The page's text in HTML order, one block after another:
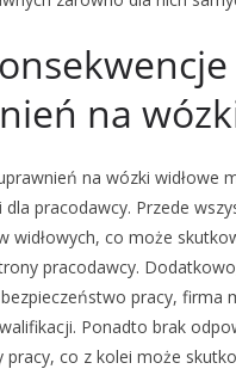
na
na wózki widłowe
pracodawcy. Przede
widłowych, co może
pracodawcy.
pracy, firma
Ponadto brak
pracy, co z kolei może